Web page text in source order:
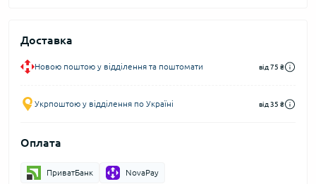
Доставка
Новою поштою у відділення та поштомати від 75 ₴
Укрпоштою у відділення по Україні від 35 ₴
Оплата
ПриватБанк NovaPay